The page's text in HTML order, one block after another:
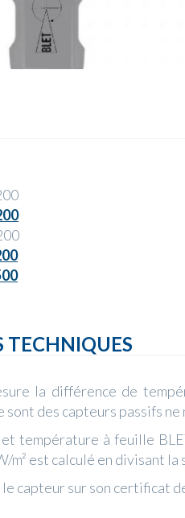
TECHNIQUES
la différence de
des capteurs passifs ne
température à feuille
m² est calculé en divisant
capteur sur son certificat